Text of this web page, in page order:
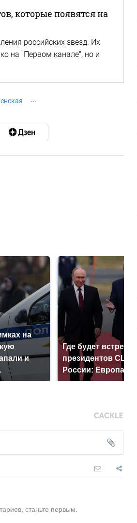
которые появятся на
российских звезд. Их
на "Первом канале", но и
на
и
Где будет встреча
президентов США и
России: Европа?
станьте первым.